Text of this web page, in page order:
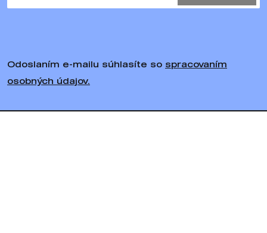
Odoslaním e-mailu súhlasíte so spracovaním
osobných údajov.